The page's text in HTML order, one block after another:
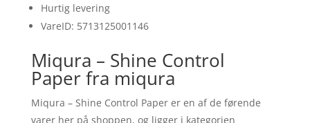
Hurtig levering
VareID: 5713125001146
Miqura – Shine Control
Paper fra miqura
Miqura – Shine Control Paper er en af de førende
varer her på shoppen, og ligger i kategorien